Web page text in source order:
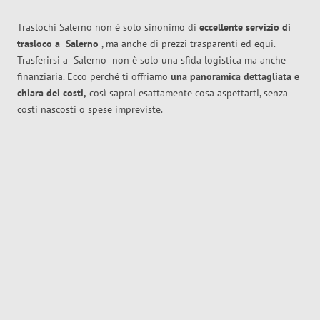
Traslochi Salerno non è solo sinonimo di eccellente servizio di
trasloco a Salerno , ma anche di prezzi trasparenti ed equi.
Trasferirsi a Salerno non è solo una sfida logistica ma anche
finanziaria. Ecco perché ti offriamo una panoramica dettagliata e
chiara dei costi, così saprai esattamente cosa aspettarti, senza
costi nascosti o spese impreviste.